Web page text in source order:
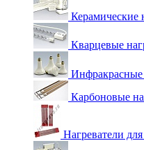
Керамические
Кварцевые
Карбоновые
Нагреватели